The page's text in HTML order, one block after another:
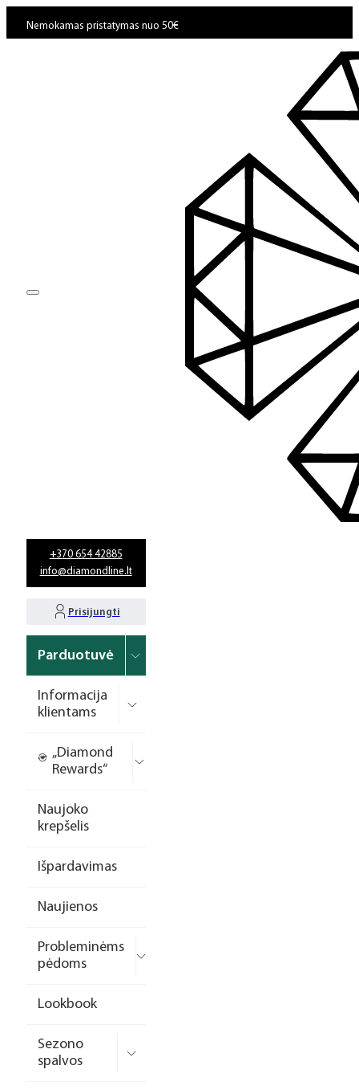
Nemokamas pristatymas nuo 50€
+370 654 42885
info@diamondline.lt
Prisijungti
Parduotuvė
Informacija
klientams
„Diamond
Rewards“
Naujoko
krepšelis
Išpardavimas
Naujienos
Probleminėms
pėdoms
Lookbook
Sezono
spalvos